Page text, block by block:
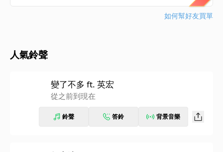
如何幫好友買單
人氣鈴聲
變了不多 ft. 英宏
從之前到現在
鈴聲 答鈴 背景音樂